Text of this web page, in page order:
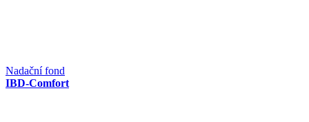
Nadační fond
IBD-Comfort